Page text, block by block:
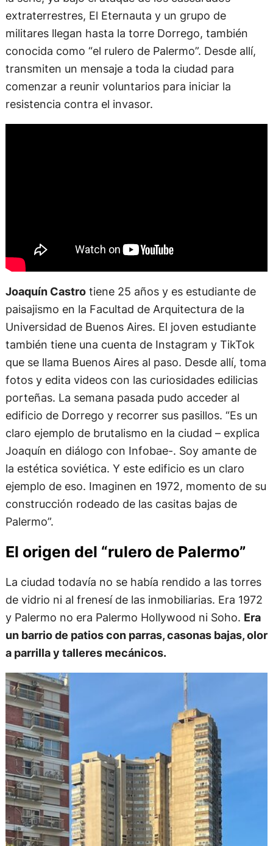
extraterrestres, El Eternauta y un grupo de
militares llegan hasta la torre Dorrego, también
conocida como “el rulero de Palermo”. Desde allí,
transmiten un mensaje a toda la ciudad para
comenzar a reunir voluntarios para iniciar la
resistencia contra el invasor.
Joaquín Castrotiene 25 años y es estudiante de
paisajismo en la Facultad de Arquitectura de la
Universidad de Buenos Aires. El joven estudiante
también tiene una cuenta de Instagram y TikTok
que se llama Buenos Aires al paso. Desde allí, toma
fotos y edita videos con las curiosidades edilicias
porteñas. La semana pasada pudo acceder al
edificio de Dorrego y recorrer sus pasillos. “Es un
claro ejemplo de brutalismo en la ciudad – explica
Joaquín en diálogo con Infobae-. Soy amante de
la estética soviética. Y este edificio es un claro
ejemplo de eso. Imaginen en 1972, momento de su
construcción rodeado de las casitas bajas de
Palermo”.
El origen del “rulero de Palermo”
La ciudad todavía no se había rendido a las torres
de vidrio ni al frenesí de las inmobiliarias. Era 1972
y Palermo no era Palermo Hollywood ni Soho. Era
un barrio de patios con parras, casonas bajas, olor
a parrilla y talleres mecánicos.